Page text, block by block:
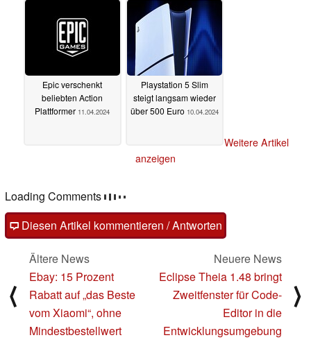
Epic verschenkt
beliebten Action
Plattformer 11.04.2024
Playstation 5 Slim
steigt langsam wieder
über 500 Euro 10.04.2024
Weitere Artikel
anzeigen
Loading Comments
Diesen Artikel kommentieren / Antworten
⟨
Ältere News
Ebay: 15 Prozent
Rabatt auf „das Beste
vom Xiaomi“, ohne
Mindestbestellwert
Neuere News
Eclipse Theia 1.48 bringt
Zweitfenster für Code-
Editor in die
Entwicklungsumgebung
⟩